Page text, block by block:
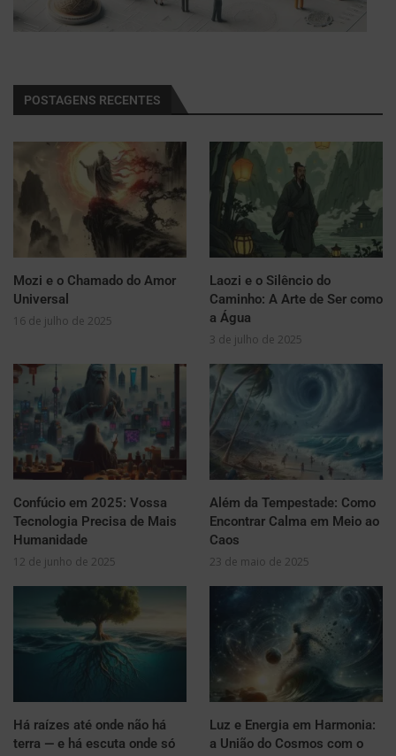
POSTAGENS RECENTES
Mozi e o Chamado do Amor
Universal
16 de julho de 2025
Laozi e o Silêncio do
Caminho: A Arte de Ser como
a Água
3 de julho de 2025
Confúcio em 2025: Vossa
Tecnologia Precisa de Mais
Humanidade
12 de junho de 2025
Além da Tempestade: Como
Encontrar Calma em Meio ao
Caos
23 de maio de 2025
Há raízes até onde não há
terra — e há escuta onde só
Luz e Energia em Harmonia:
a União do Cosmos com o